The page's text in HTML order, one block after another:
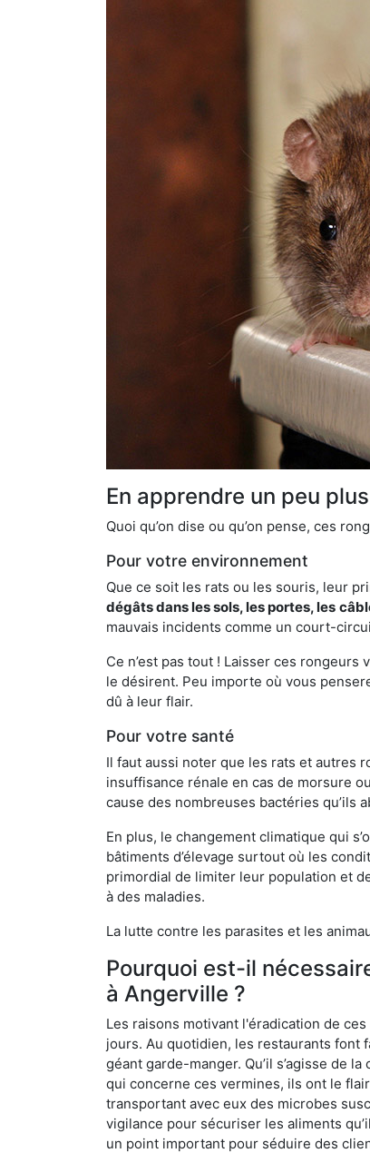
En apprendre un peu
Quoi qu’on dise ou qu’on pense, ces
Pour votre environnement
Que ce soit les rats ou les souris, leur
dégâts dans les sols, les portes, les
mauvais incidents comme un court-
Ce n’est pas tout ! Laisser ces rongeurs
le désirent. Peu importe où vous
dû à leur flair.
Pour votre santé
Il faut aussi noter que les rats et autres
insuffisance rénale en cas de morsure
cause des nombreuses bactéries qu’ils
En plus, le changement climatique qui
bâtiments d’élevage surtout où les
primordial de limiter leur population et
à des maladies.
La lutte contre les parasites et les
Pourquoi est-il
à Angerville ?
Les raisons motivant l'éradication de
jours. Au quotidien, les restaurants font
géant garde-manger. Qu’il s’agisse de
qui concerne ces vermines, ils ont le
transportant avec eux des microbes
vigilance pour sécuriser les aliments
un point important pour séduire des